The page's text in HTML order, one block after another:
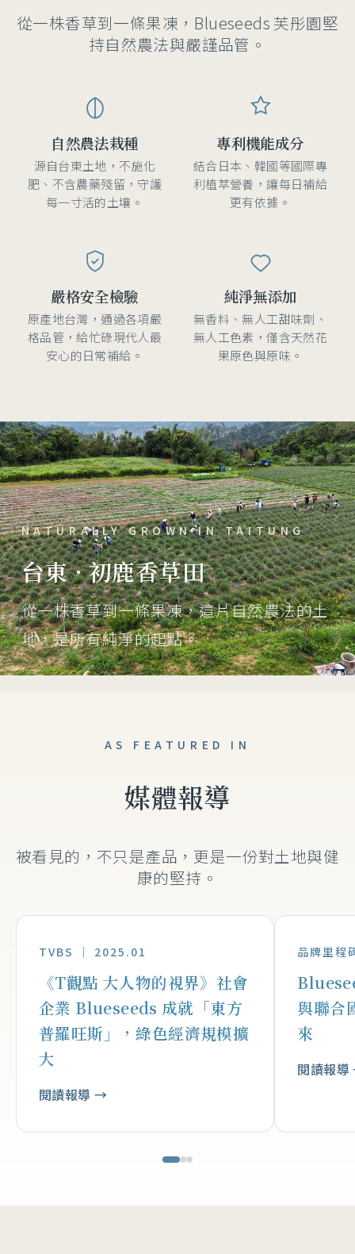
從一株香草到一條果凍，Blueseeds 芙彤園堅
持自然農法與嚴謹品管。
自然農法栽種
源自台東土地，不施化
肥、不含農藥殘留，守護
每一寸活的土壤。
專利機能成分
結合日本、韓國等國際專
利植萃營養，讓每日補給
更有依據。
嚴格安全檢驗
原產地台灣，通過各項嚴
格品管，給忙碌現代人最
安心的日常補給。
純淨無添加
無香料、無人工甜味劑、
無人工色素，僅含天然花
果原色與原味。
NATURALLY GROWN IN TAITUNG
台東 · 初鹿香草田
從一株香草到一條果凍，這片自然農法的土
地，是所有純淨的起點。
AS FEATURED IN
媒體報導
被看見的，不只是產品，更是一份對土地與健
康的堅持。
TVBS ｜ 2025.01
《T觀點 大人物的視界》社會
企業 Blueseeds 成就「東方
普羅旺斯」，綠色經濟規模擴
大
閱讀報導 →
品牌里程
與聯合
來
閱讀報